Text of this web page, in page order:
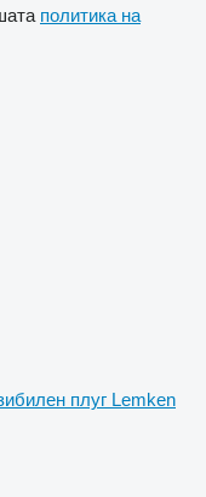
политика на
плуг Lemken